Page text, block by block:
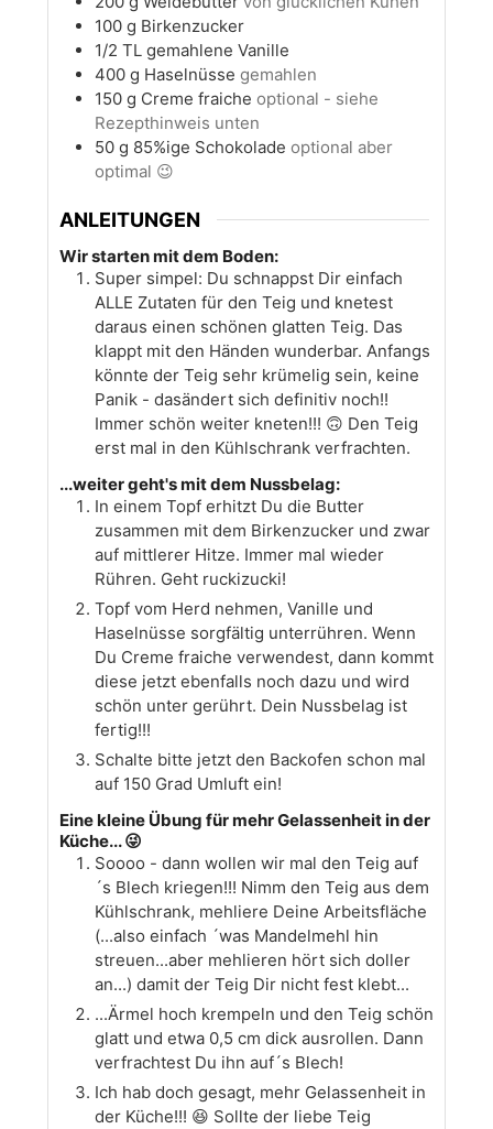
100 g Birkenzucker
1/2 TL gemahlene Vanille
400 g Haselnüsse gemahlen
150 g Creme fraiche optional - siehe
Rezepthinweis unten
50 g 85%ige Schokolade optional aber
optimal 😉
ANLEITUNGEN
Wir starten mit dem Boden:
Super simpel: Du schnappst Dir einfach
ALLE Zutaten für den Teig und knetest
daraus einen schönen glatten Teig. Das
klappt mit den Händen wunderbar. Anfangs
könnte der Teig sehr krümelig sein, keine
Panik - dasändert sich definitiv noch!!
Immer schön weiter kneten!!! 🙃 Den Teig
erst mal in den Kühlschrank verfrachten.
...weiter geht's mit dem Nussbelag:
In einem Topf erhitzt Du die Butter
zusammen mit dem Birkenzucker und zwar
auf mittlerer Hitze. Immer mal wieder
Rühren. Geht ruckizucki!
Topf vom Herd nehmen, Vanille und
Haselnüsse sorgfältig unterrühren. Wenn
Du Creme fraiche verwendest, dann kommt
diese jetzt ebenfalls noch dazu und wird
schön unter gerührt. Dein Nussbelag ist
fertig!!!
Schalte bitte jetzt den Backofen schon mal
auf 150 Grad Umluft ein!
Eine kleine Übung für mehr Gelassenheit in der
Küche... 😜
Soooo - dann wollen wir mal den Teig auf
´s Blech kriegen!!! Nimm den Teig aus dem
Kühlschrank, mehliere Deine Arbeitsfläche
(...also einfach ´was Mandelmehl hin
streuen...aber mehlieren hört sich doller
an...) damit der Teig Dir nicht fest klebt...
...Ärmel hoch krempeln und den Teig schön
glatt und etwa 0,5 cm dick ausrollen. Dann
verfrachtest Du ihn auf´s Blech!
Ich hab doch gesagt, mehr Gelassenheit in
der Küche!!! 😆 Sollte der liebe Teig